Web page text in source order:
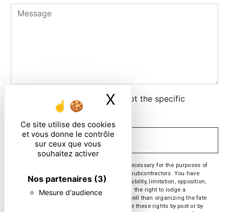
Ce site utilise des cookies
et vous donne le contrôle
sur ceux que vous
souhaitez activer
Nos partenaires (3)
Mesure d'audience
X Masquer le
By checking this box, I accept the specific
conditions below **
SEND
** The personal data communicated are necessary for the purposes of
contacting you. They are intended and its subcontractors. You have
rights of access, rectification, erasure, portability, limitation, opposition,
withdrawal of your consent at any time and the right to lodge a
complaint with a supervisory authority, as well than organizing the fate
of your post-mortem data. You can exercise these rights by post or by